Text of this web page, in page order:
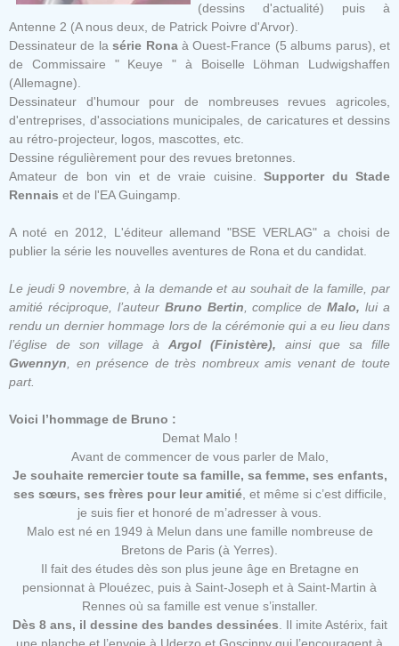
(dessins d'actualité) puis à
Antenne 2 (A nous deux, de Patrick Poivre d'Arvor).
Dessinateur de lasérie Ronaà Ouest-France (5 albums parus), et
de Commissaire " Keuye " à Boiselle Löhman Ludwigshaffen
(Allemagne).
Dessinateur d'humour pour de nombreuses revues agricoles,
d'entreprises, d'associations municipales, de caricatures et dessins
au rétro-projecteur, logos, mascottes, etc.
Dessine régulièrement pour des revues bretonnes.
Amateur de bon vin et de vraie cuisine.Supporter du Stade
Rennais et de l'EA Guingamp.
A noté en 2012, L'éditeur allemand "BSE VERLAG" a choisi de
publier la série les nouvelles aventures de Rona et du candidat.
Le jeudi 9 novembre, à la demande et au souhait de la famille, par
amitié réciproque, l’auteur Bruno Bertin , complice deMalo,lui a
rendu un dernier hommage lors de la cérémonie qui a eu lieu dans
l’église de son village à Argol (Finistère), ainsi que sa fille
Gwennyn , en présence de très nombreux amis venant de toute
part.
Voici l’hommage de Bruno :
Demat Malo !
Avant de commencer de vous parler de Malo,
Je souhaite remercier toute sa famille, sa femme, ses enfants,
ses sœurs, ses frères pour leur amitié, et même si c’est difficile,
je suis fier et honoré de m’adresser à vous.
Malo est né en 1949 à Melun dans une famille nombreuse de
Bretons de Paris (à Yerres).
Il fait des études dès son plus jeune âge en Bretagne en
pensionnat à Plouézec, puis à Saint-Joseph et à Saint-Martin à
Rennes où sa famille est venue s’installer.
Dès 8 ans, il dessine des bandes dessinées . Il imite Astérix, fait